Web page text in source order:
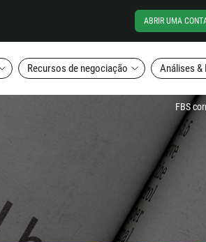
ABRIR UMA
Recursos de negociação Análises &
FBS